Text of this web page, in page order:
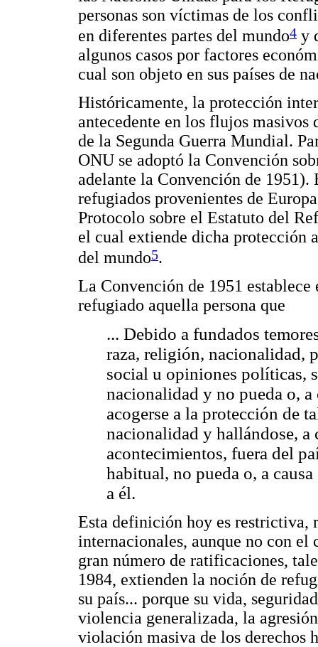
personas son víctimas de los
en diferentes partes del mundo4 y
algunos casos por factores
cual son objeto en sus países de
Históricamente, la protección
antecedente en los flujos masivos
de la Segunda Guerra Mundial.
ONU se adoptó la Convención
adelante la Convención de 1951).
refugiados provenientes de
Protocolo sobre el Estatuto del
el cual extiende dicha protección
del mundo5.
La Convención de 1951
refugiado aquella persona que
... Debido a fundados
raza, religión, nacionalidad,
social u opiniones políticas,
nacionalidad y no pueda o, a
acogerse a la protección de
nacionalidad y hallándose, a
acontecimientos, fuera del
habitual, no pueda o, a
a él.
Esta definición hoy es restrictiva,
internacionales, aunque no con
gran número de ratificaciones,
1984, extienden la noción de
su país... porque su vida,
violencia generalizada, la
violación masiva de los derechos